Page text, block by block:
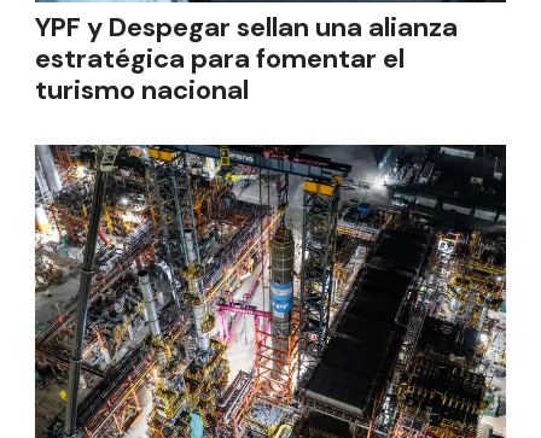
YPF y Despegar sellan una alianza
estratégica para fomentar el
turismo nacional